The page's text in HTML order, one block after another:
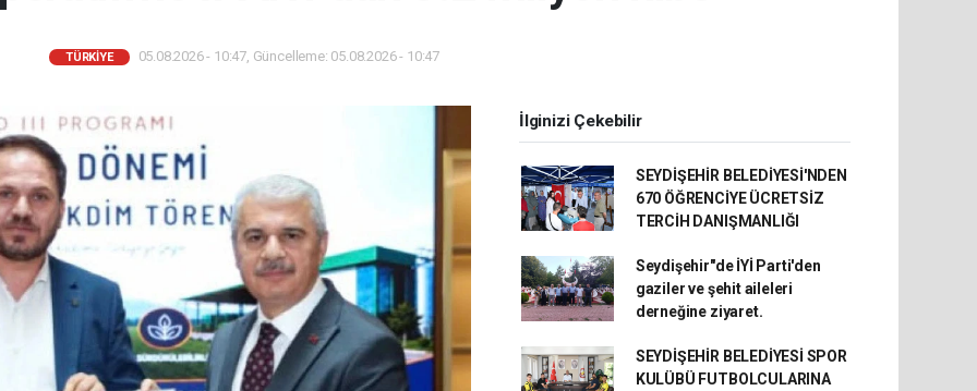
TÜRKIYE 05.08.2026 - 10:47, Güncelleme: 05.08.2026 - 10:47
İlginizi Çekebilir
SEYDİŞEHİR BELEDİYESİ'NDEN
670 ÖĞRENCİYE ÜCRETSİZ
TERCİH DANIŞMANLIĞI
Seydişehir"de İYİ Parti'den
gaziler ve şehit aileleri
derneğine ziyaret.
SEYDİŞEHİR BELEDİYESİ SPOR
KULÜBÜ FUTBOLCULARINA